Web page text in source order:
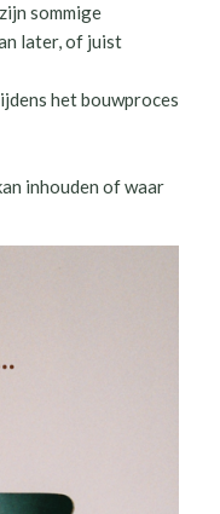
sommige
later, of juist
het bouwproces
inhouden of waar